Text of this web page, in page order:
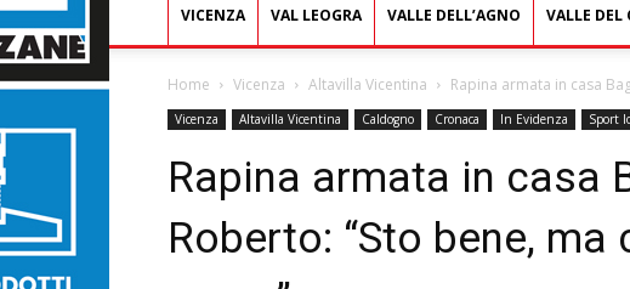
VICENZA VAL LEOGRA VALLE DELL’AGNO VALLE DEL
Home Vicenza Altavilla Vicentina Rapina armata in casa
Vicenza Altavilla Vicentina Caldogno Cronaca In Evidenza Sport
Rapina armata in casa
Roberto: “Sto bene, ma